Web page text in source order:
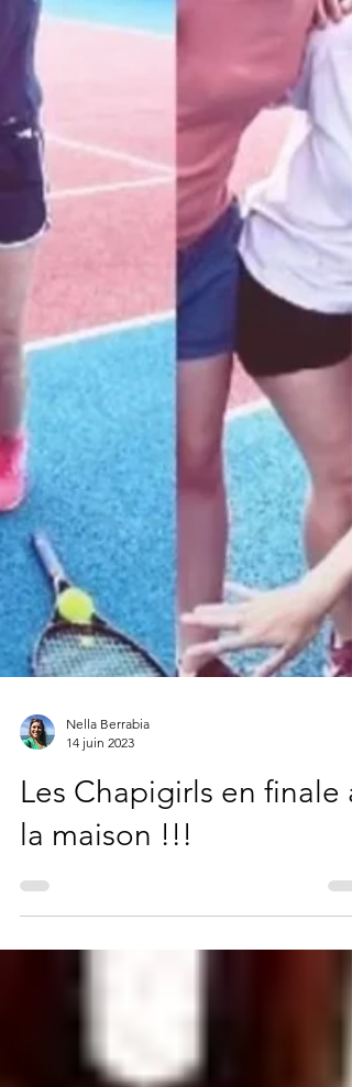
14 juin 2023
Les Chapigirls en finale à